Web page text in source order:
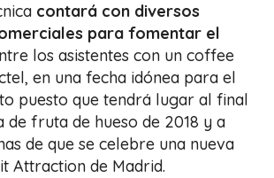
contará con diversos
para fomentar el
los asistentes con un coffee
en una fecha idónea para el
puesto que tendrá lugar al final
de fruta de hueso de 2018 y a
de que se celebre una nueva
Attraction de Madrid.